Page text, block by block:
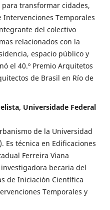
transformar cidades,
Temporales
del colectivo
relacionados con la
espacio público y
el 40.º Premio Arquitetos
de Brasil en Río de
Universidade Federal
de la Universidad
Es técnica en Edificaciones
Ferreira Viana
investigadora becaria del
de Iniciación Científica
Temporales y